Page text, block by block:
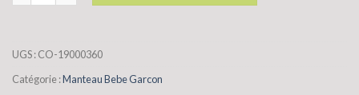
UGS :CO-19000360
Catégorie :Manteau Bebe Garcon